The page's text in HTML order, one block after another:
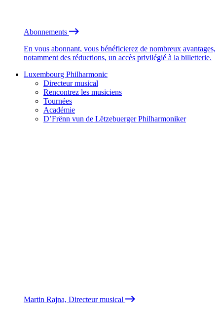
Abonnements
En vous abonnant, vous bénéficierez de nombreux avantages,
notamment des réductions, un accès privilégié à la billetterie.
Luxembourg Philharmonic
Directeur musical
Rencontrez les musiciens
Tournées
Académie
D’Frënn vun de Lëtzebuerger Philharmoniker
Martin Rajna, Directeur musical